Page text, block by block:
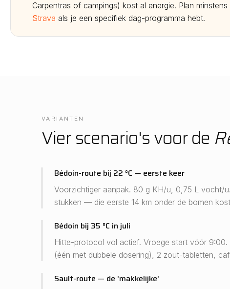
Carpentras of campings) kost al energie. Plan
Strava als je een specifiek dag-programma hebt.
VARIANTEN
Vier scenario's voor de
Bédoin-route bij 22 °C — eerste keer
Voorzichtiger aanpak. 80 g KH/u, 0,75 L vocht/
stukken — die eerste 14 km onder de bomen
Bédoin bij 35 °C in juli
Hitte-protocol vol actief. Vroege start vóór
(één met dubbele dosering), 2 zout-tabletten,
Sault-route — de 'makkelijke'